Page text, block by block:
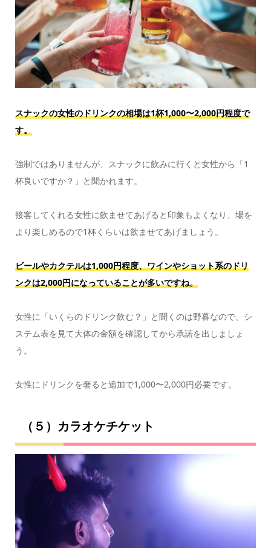
スナックの女性のドリンクの相場は1杯1,000〜2,000円程度で
す。
強制ではありませんが、スナックに飲みに行くと女性から「1
杯良いですか？」と聞かれます。
接客してくれる女性に飲ませてあげると印象もよくなり、場を
より楽しめるので1杯くらいは飲ませてあげましょう。
ビールやカクテルは1,000円程度、ワインやショット系のドリ
ンクは2,000円になっていることが多いですね。
女性に「いくらのドリンク飲む？」と聞くのは野暮なので、シ
ステム表を見て大体の金額を確認してから承諾を出しましょ
う。
女性にドリンクを奢ると追加で1,000〜2,000円必要です。
（５）カラオケチケット